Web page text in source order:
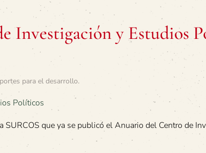
Investigación y Estudios
para el desarrollo.
SURCOS que ya se publicó el Anuario del Centro de